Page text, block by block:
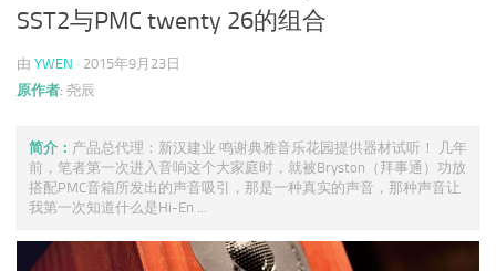
SST2与PMC twenty 26的组合
由 YWEN · 2015年9月23日
原作者: 尧辰
简介： 产品总代理：新汉建业 鸣谢典雅音乐花园提供器材试听！ 几年
前，笔者第一次进入音响这个大家庭时，就被Bryston（拜事通）功放
搭配PMC音箱所发出的声音吸引，那是一种真实的声音，那种声音让
我第一次知道什么是Hi-En ...